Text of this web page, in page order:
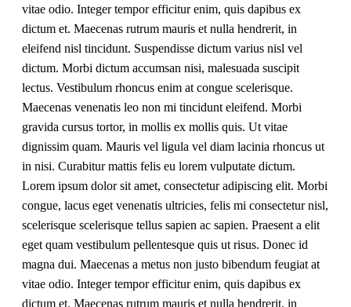
vitae odio. Integer tempor efficitur enim, quis dapibus ex
dictum et. Maecenas rutrum mauris et nulla hendrerit, in
eleifend nisl tincidunt. Suspendisse dictum varius nisl vel
dictum. Morbi dictum accumsan nisi, malesuada suscipit
lectus. Vestibulum rhoncus enim at congue scelerisque.
Maecenas venenatis leo non mi tincidunt eleifend. Morbi
gravida cursus tortor, in mollis ex mollis quis. Ut vitae
dignissim quam. Mauris vel ligula vel diam lacinia rhoncus ut
in nisi. Curabitur mattis felis eu lorem vulputate dictum.
Lorem ipsum dolor sit amet, consectetur adipiscing elit. Morbi
congue, lacus eget venenatis ultricies, felis mi consectetur nisl,
scelerisque scelerisque tellus sapien ac sapien. Praesent a elit
eget quam vestibulum pellentesque quis ut risus. Donec id
magna dui. Maecenas a metus non justo bibendum feugiat at
vitae odio. Integer tempor efficitur enim, quis dapibus ex
dictum et. Maecenas rutrum mauris et nulla hendrerit, in